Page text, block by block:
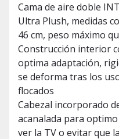
Cama de aire doble
Ultra Plush, medidas
46 cm, peso máximo
Construcción interior
optima adaptación,
se deforma tras los
flocados
Cabezal incorporado
acanalada para
ver la TV o evitar que